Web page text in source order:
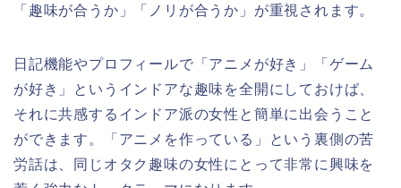
「趣味が合うか」「ノリが合うか」が重視されます。
日記機能やプロフィールで「アニメが好き」「ゲーム
が好き」というインドアな趣味を全開にしておけば、
それに共感するインドア派の女性と簡単に出会うこと
ができます。「アニメを作っている」という裏側の苦
労話は、同じオタク趣味の女性にとって非常に興味を